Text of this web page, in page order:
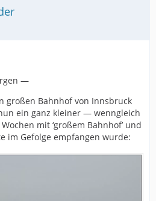
—
großen Bahnhof von Innsbruck
ein ganz kleiner — wenngleich
mit ‘großem Bahnhof’ und
im Gefolge empfangen wurde: